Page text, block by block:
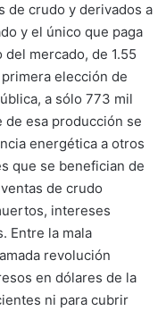
de crudo y derivados a
y el único que paga
mercado, de 1.55
elección de
a sólo 773 mil
de esa producción se
energética a otros
que se benefician de
de crudo
intereses
Entre la mala
revolución
en dólares de la
ni para cubrir